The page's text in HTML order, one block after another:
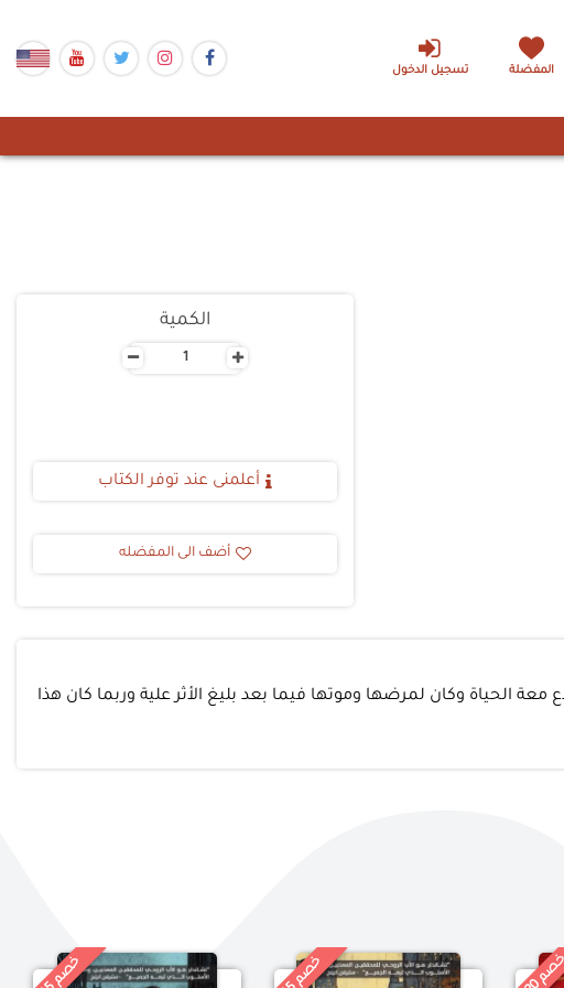
تسجيل الدخول المفضلة
الكمية
- +
أعلمنى عند توفر الكتاب
أضف الى المفضله
معة الحياة وكان لمرضها وموتها فيما بعد بليغ الأثر علية وربما كان هذا
خ
% خ
%